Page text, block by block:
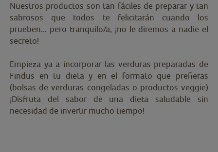
Nuestros productos son tan fáciles de preparar y tan
sabrosos que todos te felicitarán cuando los
prueben... pero tranquilo/a, ¡no le diremos a nadie el
secreto!
Empieza ya a incorporar las verduras preparadas de
Findus en tu dieta y en el formato que prefieras
(bolsas de verduras congeladas o productos veggie)
¡Disfruta del sabor de una dieta saludable sin
necesidad de invertir mucho tiempo!